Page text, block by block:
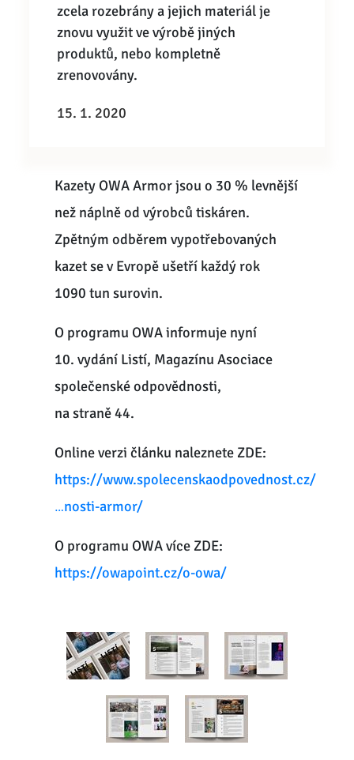
zcela rozebrány a jejich materiál je
znovu využit ve výrobě jiných
produktů, nebo kompletně
zrenovovány.
15. 1. 2020
Kazety OWA Armor jsou o 30 % levnější
než náplně od výrobců tiskáren.
Zpětným odběrem vypotřebovaných
kazet se v Evropě ušetří každý rok
1090 tun surovin.
O programu OWA informuje nyní
10. vydání Listí, Magazínu Asociace
společenské odpovědnosti,
na straně 44.
Online verzi článku naleznete ZDE:
https://www.spolecenskaodpovednost.cz/
…nosti-armor/
O programu OWA více ZDE:
https://owapoint.cz/o-owa/